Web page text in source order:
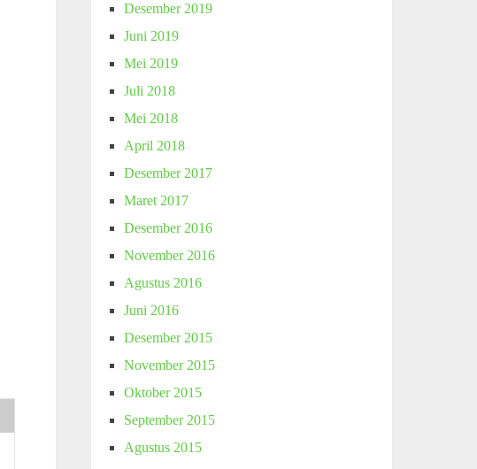
Desember 2019
Juni 2019
Mei 2019
Juli 2018
Mei 2018
April 2018
Desember 2017
Maret 2017
Desember 2016
November 2016
Agustus 2016
Juni 2016
Desember 2015
November 2015
Oktober 2015
September 2015
Agustus 2015